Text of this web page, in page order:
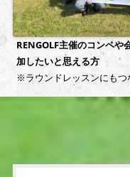
RENGOLF主催のコンペや
加したいと思える方
※ラウンドレッスンにもつ